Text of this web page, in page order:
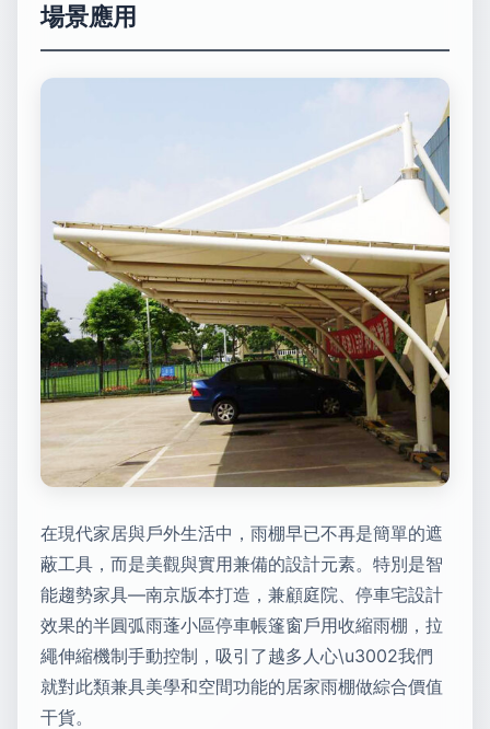
場景應用
在現代家居與戶外生活中，雨棚早已不再是簡單的遮
蔽工具，而是美觀與實用兼備的設計元素。特別是智
能趨勢家具—南京版本打造，兼顧庭院、停車宅設計
效果的半圓弧雨蓬小區停車帳篷窗戶用收縮雨棚，拉
繩伸縮機制手動控制，吸引了越多人心\u3002我們
就對此類兼具美學和空間功能的居家雨棚做綜合價值
干貨。